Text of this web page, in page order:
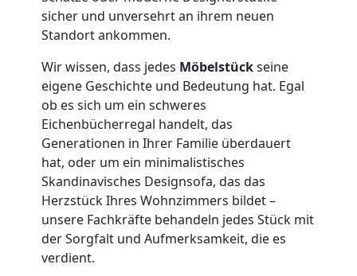
sicher und unversehrt an ihrem neuen
Standort ankommen.
Wir wissen, dass jedes Möbelstückseine
eigene Geschichte und Bedeutung hat. Egal
ob es sich um ein schweres
Eichenbücherregal handelt, das
Generationen in Ihrer Familie überdauert
hat, oder um ein minimalistisches
Skandinavisches Designsofa, das das
Herzstück Ihres Wohnzimmers bildet –
unsere Fachkräfte behandeln jedes Stück mit
der Sorgfalt und Aufmerksamkeit, die es
verdient.
Möbellift
Wolfsberg
Übersiedlung
Wolfsberg
Klaviertransport
Wolfsberg